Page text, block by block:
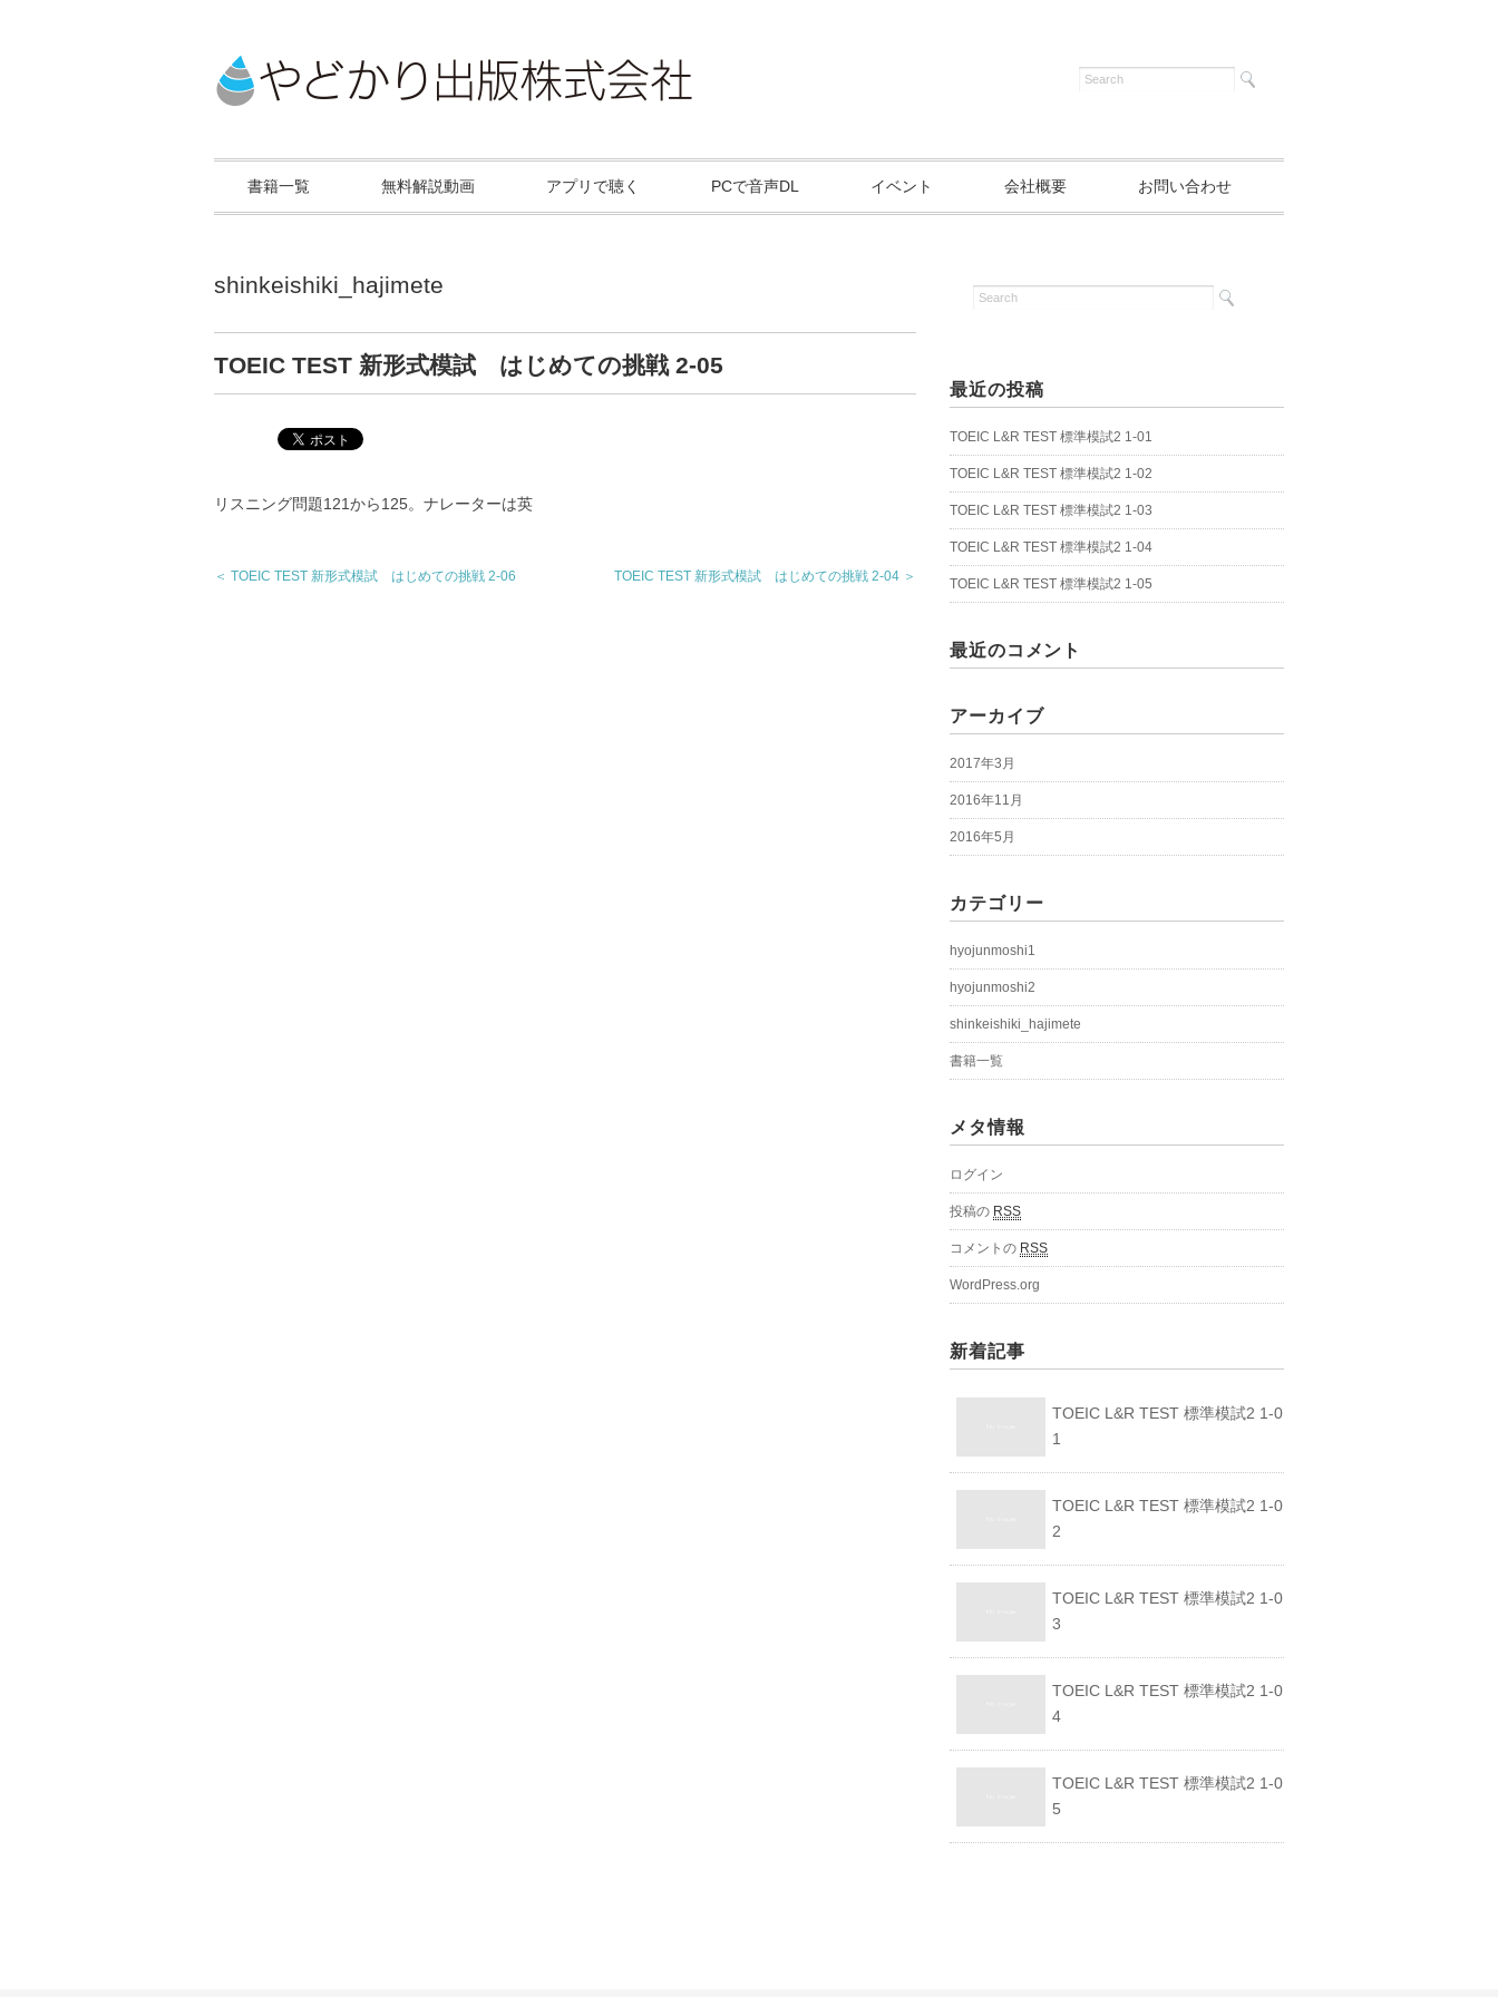
書籍一覧 無料解説動画 アプリで聴く PCで音声DL イベント 会社概要 お問い合わせ
shinkeishiki_hajimete
TOEIC TEST 新形式模試 はじめての挑戦 2-05
リスニング問題121から125。ナレーターは英
＜ TOEIC TEST 新形式模試 はじめての挑戦 2-06 TOEIC TEST 新形式模試 はじめての挑戦 2-04 ＞
最近の投稿
TOEIC L&R TEST 標準模試2 1-01
TOEIC L&R TEST 標準模試2 1-02
TOEIC L&R TEST 標準模試2 1-03
TOEIC L&R TEST 標準模試2 1-04
TOEIC L&R TEST 標準模試2 1-05
最近のコメント
アーカイブ
2017年3月
2016年11月
2016年5月
カテゴリー
hyojunmoshi1
hyojunmoshi2
shinkeishiki_hajimete
書籍一覧
メタ情報
ログイン
投稿の RSS
コメントの RSS
WordPress.org
新着記事
TOEIC L&R TEST 標準模試2 1-0
1
TOEIC L&R TEST 標準模試2 1-0
2
TOEIC L&R TEST 標準模試2 1-0
3
TOEIC L&R TEST 標準模試2 1-0
4
TOEIC L&R TEST 標準模試2 1-0
5